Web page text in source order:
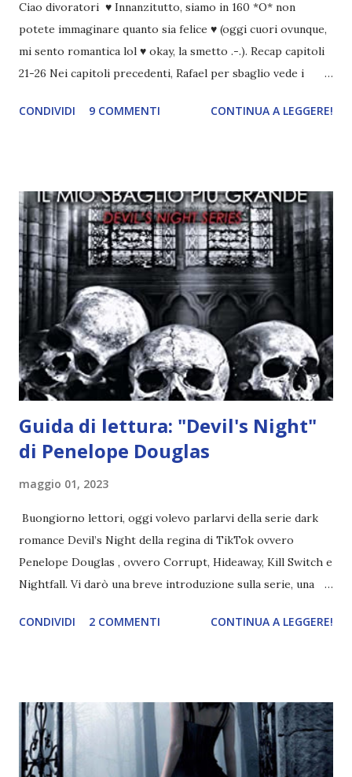
Ciao divoratori ♥ Innanzitutto, siamo in 160 *O* non
potete immaginare quanto sia felice ♥ (oggi cuori ovunque,
mi sento romantica lol ♥ okay, la smetto .-.). Recap capitoli
21-26 Nei capitoli precedenti, Rafael per sbaglio vede i
incontrano e Hesediel mostra loro come combattere i puri.
angelo puro, Elemiah. Ma, a differenza di cosa pensano,
l'angelo non ha intenzione di fare una strage, piuttosto è lì
per avvertili che Mikael non è più "l'angelo puro" che
credono e che potrebbe aver ucciso altri mezzi angeli, tipo
Rafael. A quelle parole, Haniel seguito da altri ibridi, si reca
nell'appartamento, senza risultati. Infine cercano nella
chiesetta. Lì trovano Rafael alle prese con gli angeli puri,
ma questa volta ...
CONDIVIDI 9 COMMENTI CONTINUA A LEGGERE!
Guida di lettura: "Devil's Night"
di Penelope Douglas
maggio 01, 2023
Buongiorno lettori, oggi volevo parlarvi della serie dark
romance Devil’s Night della regina di TikTok ovvero
Penelope Douglas , ovvero Corrupt, Hideaway, Kill Switch e
Nightfall. Vi darò una breve introduzione sulla serie, una
e anche un breve commento sui libri singoli. I libri sono in
grande (Devil's Night 1#) Autrice : Penelope Douglas
Pagine: 448 Editore: Newton Compton Editori
Pubblicazione: 10 Gennaio 2023 Traduttore: Laura Lancini
CONDIVIDI 2 COMMENTI CONTINUA A LEGGERE!